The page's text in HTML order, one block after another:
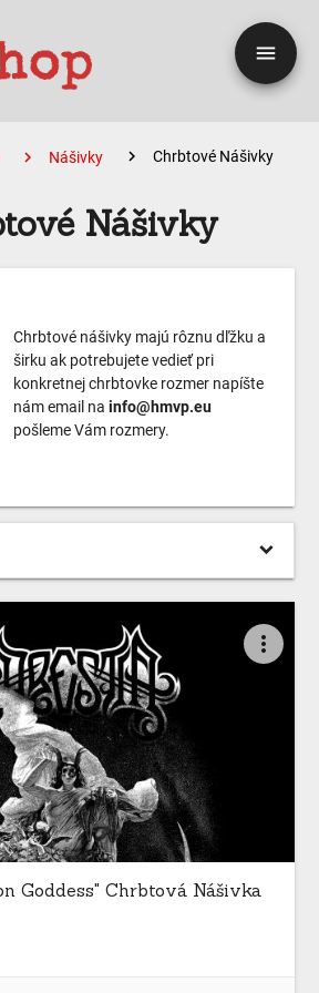
menu
Nášivky Chrbtové Nášivky
Nášivky
Chrbtové nášivky majú rôznu dľžku a
širku ak potrebujete vedieť pri
konkretnej chrbtovke rozmer napíšte
nám email na info@hmvp.eu
pošleme Vám rozmery.
more_vert
Goddess" Chrbtová Nášivka